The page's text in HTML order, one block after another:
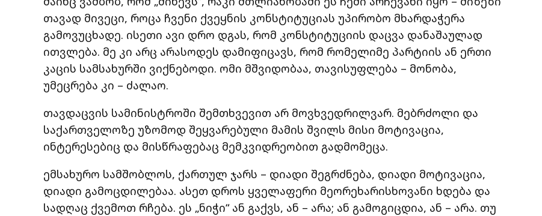
თავად მივეცი, როცა ჩვენი ქვეყნის კონსტიტუციას უპირობო მხარდაჭერა
გამოვუცხადე. ისეთი ავი დრო დგას, რომ კონსტიტუციის დაცვა დანაშაულად
ითვლება. მე კი არც არასოდეს დამიფიცავს, რომ რომელიმე პარტიის ან ერთი
კაცის სამსახურში ვიქნებოდი. ომი მშვიდობაა, თავისუფლება – მონობა,
უმეცრება კი – ძალაო.
თავდაცვის სამინისტროში შემთხვევით არ მოვხვედრილვარ. მებრძოლი და
საქართველოზე უზომოდ შეყვარებული მამის შვილს მისი მოტივაცია,
ინტერესებიც და მისწრაფებაც მემკვიდრეობით გადმომეცა.
ემსახურო სამშობლოს, ქართულ ჯარს – დიადი შეგრძნება, დიადი მოტივაცია,
დიადი გამოცდილებაა. ასეთ დროს ყველაფერი მეორეხარისხოვანი ხდება და
სადღაც ქვემოთ რჩება. ეს „ნიჭი“ ან გაქვს, ან – არა; ან გამოგიცდია, ან – არა. თუ